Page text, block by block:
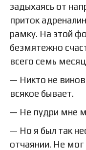
задыхаясь от
приток
рамку. На этой
безмятежно
всего семь
— Никто не
всякое бывает.
— Не пудри мне
— Но я был так
отчаянии. Не мог